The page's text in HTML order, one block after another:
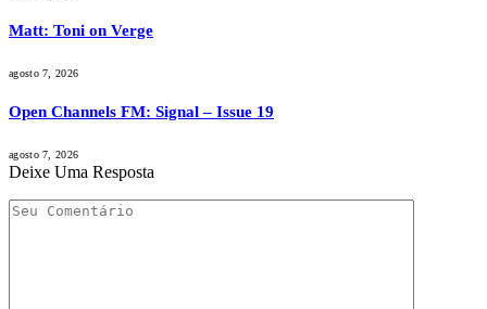
Matt: Toni on Verge
agosto 7, 2026
Open Channels FM: Signal – Issue 19
agosto 7, 2026
Deixe Uma Resposta